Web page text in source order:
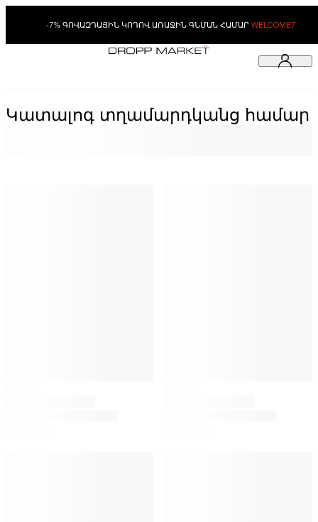
-7% ԳՈՎԱԶԴԱՅԻՆ ԿՈԴՈՎ ԱՌԱՋԻՆ ԳՆՄԱՆ ՀԱՄԱՐ WELCOME7
Կատալոգ տղամարդկանց համար